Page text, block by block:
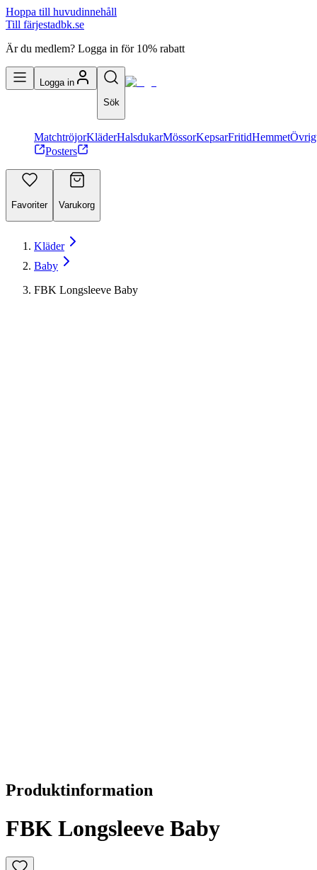
Hoppa till huvudinnehåll
Till färjestadbk.se
Är du medlem? Logga in för 10% rabatt
Logga in
Sök
MatchtröjorKläderHalsdukarMössorKepsarFritidHemmet
Posters
Favoriter Varukorg
Kläder
Baby
FBK Longsleeve Baby
Produktinformation
FBK Longsleeve Baby